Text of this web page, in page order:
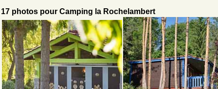
17 photos pour Camping la Rochelambert